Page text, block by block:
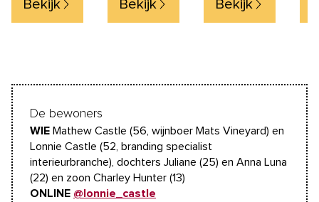
Bekijk
Bekijk
Bekijk
De bewoners
WIE Mathew Castle (56, wijnboer Mats Vineyard) en
Lonnie Castle (52, branding specialist
interieurbranche), dochters Juliane (25) en Anna Luna
(22) en zoon Charley Hunter (13)
ONLINE @lonnie_castle